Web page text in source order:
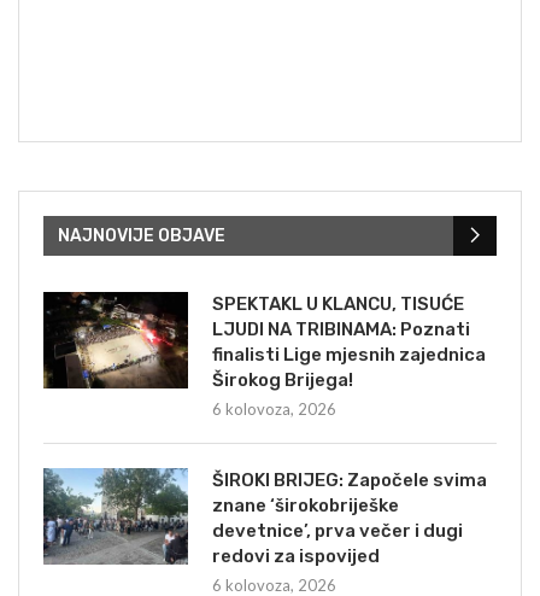
NAJNOVIJE OBJAVE
SPEKTAKL U KLANCU, TISUĆE
LJUDI NA TRIBINAMA: Poznati
finalisti Lige mjesnih zajednica
Širokog Brijega!
6 kolovoza, 2026
ŠIROKI BRIJEG: Započele svima
znane ‘širokobriješke
devetnice’, prva večer i dugi
redovi za ispovijed
6 kolovoza, 2026